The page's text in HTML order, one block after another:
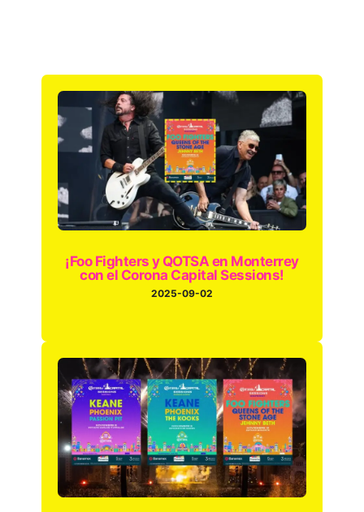
¡Foo Fighters y QOTSA en Monterrey
con el Corona Capital Sessions!
2025-09-02